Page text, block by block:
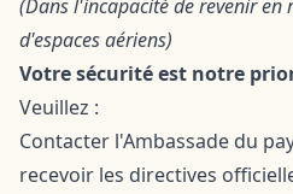
(Dans l'incapacité de revenir
d'espaces aériens)
Votre sécurité est notre
Veuillez :
Contacter l'Ambassade du
recevoir les directives